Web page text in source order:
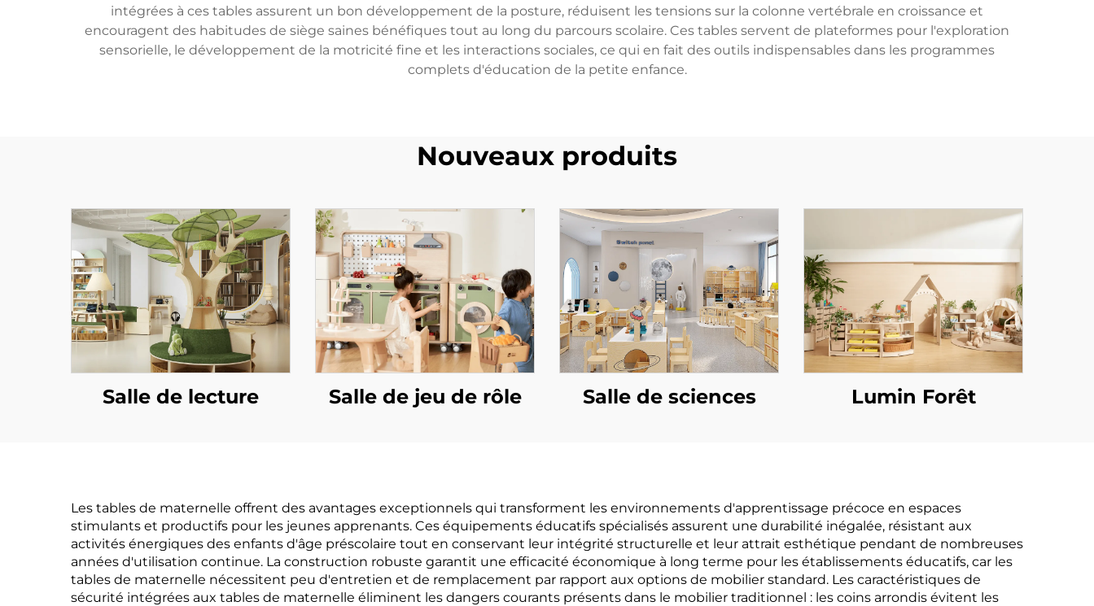
intégrées à ces tables assurent un bon développement de la posture, réduisent les tensions sur la colonne vertébrale en croissance et
encouragent des habitudes de siège saines bénéfiques tout au long du parcours scolaire. Ces tables servent de plateformes pour l'exploration
sensorielle, le développement de la motricité fine et les interactions sociales, ce qui en fait des outils indispensables dans les programmes
complets d'éducation de la petite enfance.
Nouveaux produits
Salle de lecture Salle de jeu de rôle Salle de sciences Lumin Forêt
Les tables de maternelle offrent des avantages exceptionnels qui transforment les environnements d'apprentissage précoce en espaces
stimulants et productifs pour les jeunes apprenants. Ces équipements éducatifs spécialisés assurent une durabilité inégalée, résistant aux
activités énergiques des enfants d'âge préscolaire tout en conservant leur intégrité structurelle et leur attrait esthétique pendant de nombreuses
années d'utilisation continue. La construction robuste garantit une efficacité économique à long terme pour les établissements éducatifs, car les
tables de maternelle nécessitent peu d'entretien et de remplacement par rapport aux options de mobilier standard. Les caractéristiques de
sécurité intégrées aux tables de maternelle éliminent les dangers courants présents dans le mobilier traditionnel : les coins arrondis évitent les